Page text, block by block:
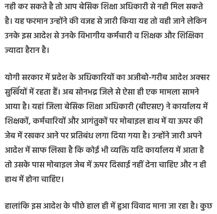
नही कर सकते है तो आप बेसिक शिक्षा अधिकारी से नही मिल सकते
है। यह फरमान उन्होंने की वजह से जारी किया यह तो वही जाने लेकिन
उनके इस आदेश से उनके विभागीय कर्मचारी व शिक्षक और शिक्षिका
ज्यादा हैरान है।
योगी सरकार में प्रदेश के अधिकारियों का अजीबो-गरीब आदेश अक्सर
सुर्खियों में रहता हैं। अब सोनभद्र जिले से ऐसा ही एक मामला सामने
आया है। यहां जिला बेसिक शिक्षा अधिकारी (बीएसए) ने कार्यालय में
शिक्षकों, कर्मचारियों और आगंतुकों पर मोबाइल हाथ में या ऊपर की
जेब में रखकर आने पर प्रतिबंध लगा दिया गया है। उन्होंने जारी अपने
आदेश में साफ लिखा है कि कोई भी व्यक्ति यदि कार्यालय में आता है
तो उसके पास मोबाइल जेब में ऊपर दिखाई नहीं देना चाहिए और न ही
हाथ में होना चाहिए।
हालांकि इस आदेश के पीछे हाल ही में हुआ विवाद माना जा रहा है। कुछ